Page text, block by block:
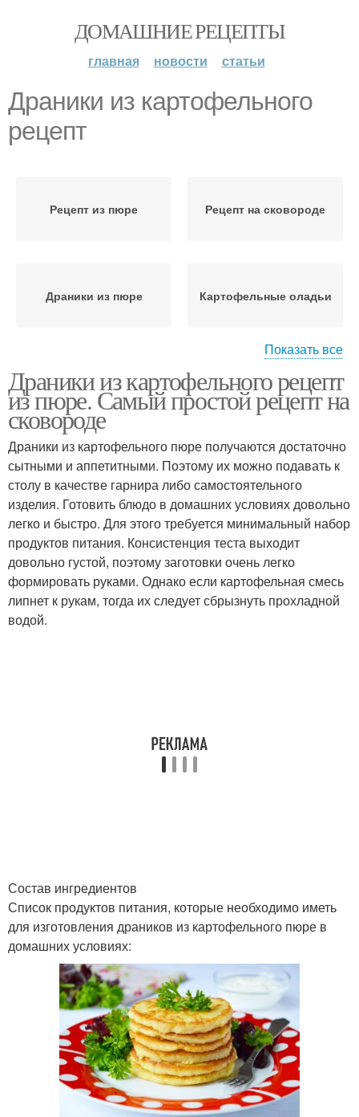
ДОМАШНИЕ РЕЦЕПТЫ
главная новости статьи
Драники из картофельного
рецепт
Рецепт из пюре Рецепт на сковороде
Драники из пюре Картофельные оладьи
картофельного пюре
Картофельные драники
Драники с фаршем Простые рецепты
Классический рецепт Драники с курицей
Показать все
Драники из картофельного рецепт
из пюре. Самый простой рецепт на
сковороде
Драники из картофельного пюре получаются достаточно
сытными и аппетитными. Поэтому их можно подавать к
столу в качестве гарнира либо самостоятельного
изделия. Готовить блюдо в домашних условиях довольно
легко и быстро. Для этого требуется минимальный набор
продуктов питания. Консистенция теста выходит
довольно густой, поэтому заготовки очень легко
формировать руками. Однако если картофельная смесь
липнет к рукам, тогда их следует сбрызнуть прохладной
водой.
Состав ингредиентов
Список продуктов питания, которые необходимо иметь
для изготовления драников из картофельного пюре в
домашних условиях: